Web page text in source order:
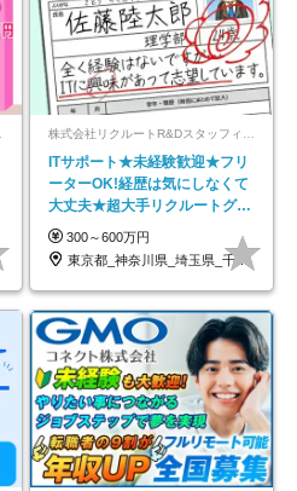
ITサポート★未経験歓迎★フリ
ーターOK!経歴は気にしなくて
大丈夫★超大手リクルートグル
ープの正社員/sg
300～600万円
東京都_神奈川県_埼玉県_千葉県_大阪府…